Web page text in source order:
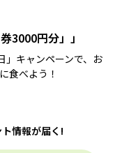
3000円分」」
」キャンペーンで、お
食べよう！
情報が届く!